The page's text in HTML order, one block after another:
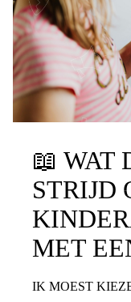
📖 WAT
STRIJD
MET
IK MOEST